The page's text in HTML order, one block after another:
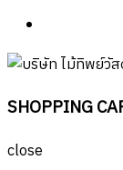
SHOPPING
close